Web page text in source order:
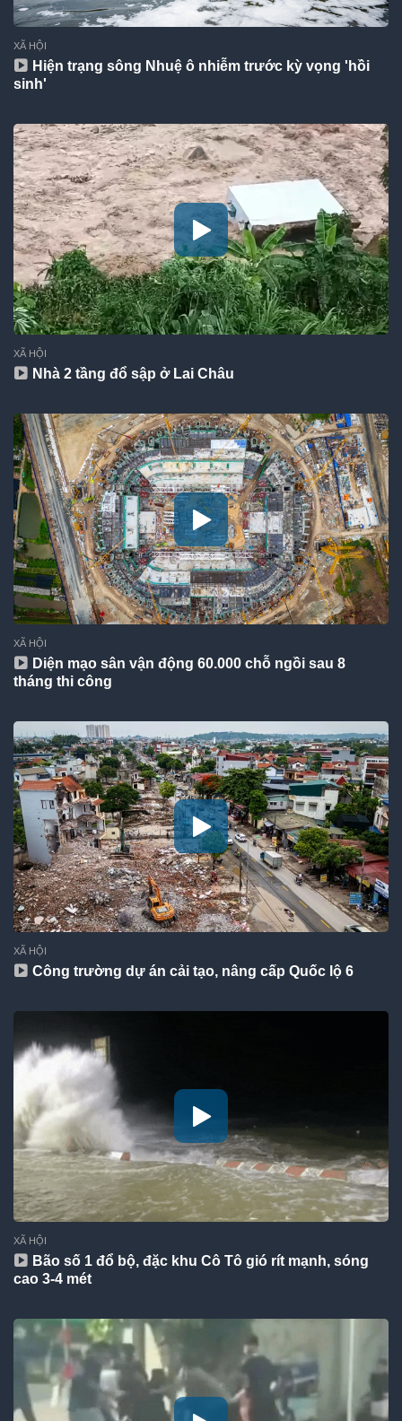
XÃ HỘI
Hiện trạng sông Nhuệ ô nhiễm trước kỳ vọng 'hồi
sinh'
XÃ HỘI
Nhà 2 tầng đổ sập ở Lai Châu
XÃ HỘI
Diện mạo sân vận động 60.000 chỗ ngồi sau 8
tháng thi công
XÃ HỘI
Công trường dự án cải tạo, nâng cấp Quốc lộ 6
XÃ HỘI
Bão số 1 đổ bộ, đặc khu Cô Tô gió rít mạnh, sóng
cao 3-4 mét